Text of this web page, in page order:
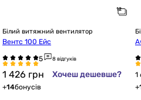
Білий витяжний вентилятор
Вентс 100 Ейс
8 відгуків
1 426 грн Хочеш дешевше?
+14бонусів
1
+